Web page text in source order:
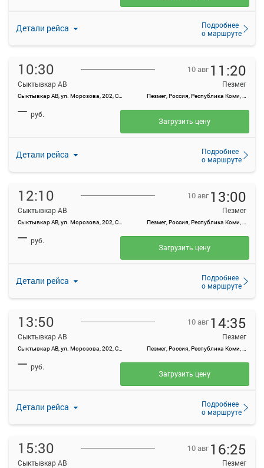
Детали рейса
Подробнее
о маршруте
10:30
Сыктывкар АВ
Сыктывкар АВ, ул. Морозова, 202, Сыктывкар
10 авг 11:20
Пезмег
Пезмег, Россия, Республика Коми, п Пезмег
Детали рейса
Подробнее
о маршруте
— руб.
Загрузить цену
12:10
Сыктывкар АВ
Сыктывкар АВ, ул. Морозова, 202, Сыктывкар
10 авг 13:00
Пезмег
Пезмег, Россия, Республика Коми, п Пезмег
Детали рейса
Подробнее
о маршруте
— руб.
Загрузить цену
13:50
Сыктывкар АВ
Сыктывкар АВ, ул. Морозова, 202, Сыктывкар
10 авг 14:35
Пезмег
Пезмег, Россия, Республика Коми, п Пезмег
Детали рейса
Подробнее
о маршруте
— руб.
Загрузить цену
15:30
Сыктывкар АВ
10 авг 16:25
Пезмег